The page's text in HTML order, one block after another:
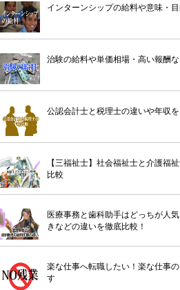
インターンシップの給料や意味・目
治験の給料や単価相場・高い報酬な
公認会計士と税理士の違いや年収
【三福祉士】社会福祉士と介護福
比較
医療事務と歯科助手はどっちが人
きなどの違いを徹底比較！
楽な仕事へ転職したい！楽な仕事
す